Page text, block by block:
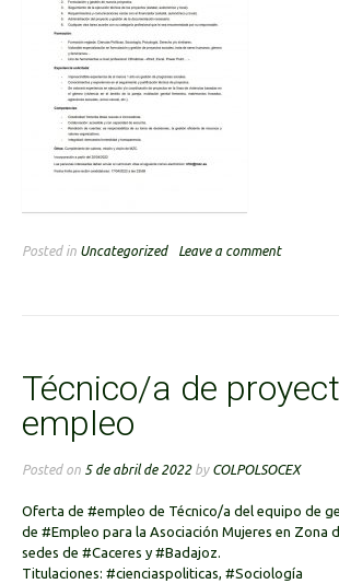
Posted in Uncategorized Leave a comment
Técnico/a de
empleo
Posted on 5 de abril de 2022by COLPOLSOCEX
Oferta de #empleo de Técnico/a del equipo de
de #Empleo para la Asociación Mujeres en Zona
sedes de #Caceres y #Badajoz
Titulaciones: #cienciaspoliticas #Sociología